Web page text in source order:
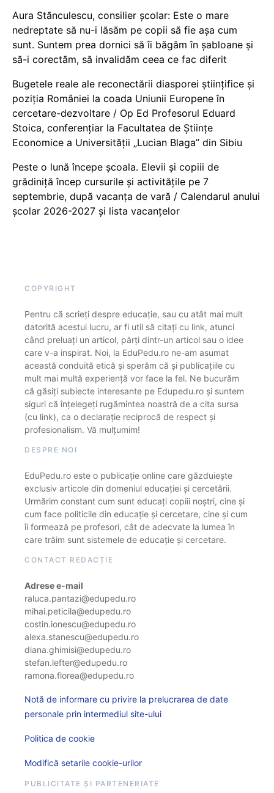
Aura Stănculescu, consilier școlar: Este o mare
nedreptate să nu-i lăsăm pe copii să fie așa cum
sunt. Suntem prea dornici să îi băgăm în șabloane și
să-i corectăm, să invalidăm ceea ce fac diferit
Bugetele reale ale reconectării diasporei științifice și
poziția României la coada Uniunii Europene în
cercetare-dezvoltare / Op Ed Profesorul Eduard
Stoica, conferențiar la Facultatea de Științe
Economice a Universității „Lucian Blaga” din Sibiu
Peste o lună începe școala. Elevii și copiii de
grădiniță încep cursurile și activitățile pe 7
septembrie, după vacanța de vară / Calendarul anului
școlar 2026-2027 și lista vacanțelor
COPYRIGHT
Pentru că scrieți despre educație, sau cu atât mai mult
datorită acestui lucru, ar fi util să citați cu link, atunci
când preluați un articol, părți dintr-un articol sau o idee
care v-a inspirat. Noi, la EduPedu.ro ne-am asumat
această conduită etică și sperăm că și publicațiile cu
mult mai multă experiență vor face la fel. Ne bucurăm
că găsiți subiecte interesante pe Edupedu.ro și suntem
siguri că înțelegeți rugămintea noastră de a cita sursa
(cu link), ca o declarație reciprocă de respect și
profesionalism. Vă mulțumim!
DESPRE NOI
EduPedu.ro este o publicație online care găzduiește
exclusiv articole din domeniul educației și cercetării.
Urmărim constant cum sunt educați copiii noștri, cine și
cum face politicile din educație și cercetare, cine și cum
îi formează pe profesori, cât de adecvate la lumea în
care trăim sunt sistemele de educație și cercetare.
CONTACT REDACȚIE
Adrese e-mail
raluca.pantazi@edupedu.ro
mihai.peticila@edupedu.ro
costin.ionescu@edupedu.ro
alexa.stanescu@edupedu.ro
diana.ghimisi@edupedu.ro
stefan.lefter@edupedu.ro
ramona.florea@edupedu.ro
Notă de informare cu privire la prelucrarea de date
personale prin intermediul site-ului
Politica de cookie
Modifică setarile cookie-urilor
PUBLICITATE ȘI PARTENERIATE